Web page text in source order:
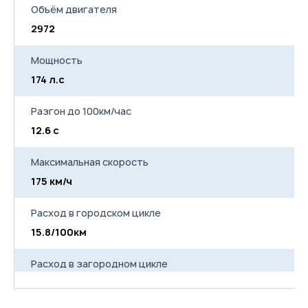
дверей
электростеклоподъемники
дверей
Перчаточный ящик с
освещением
Лампа освещения салона
для водителя и переднего
пассажира.
Лампа освещения салона
для задних пассажиров
Лампы освещения
пространства для ног (с
обеих сторон)
Прикуриватель
Розетка электропитания 12B
пассажира с зеркалами и
Автозатемняющееся
Объём двигателя
2972
Мощность
174 л.с
Разгон до 100км/час
12.6 с
Максимальная скорость
175 км/ч
Расход в городском цикле
15.8/100км
Расход в загородном цикле